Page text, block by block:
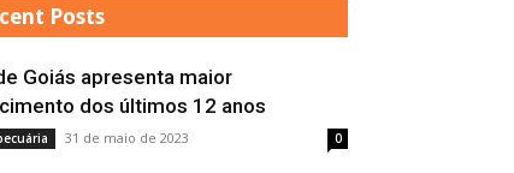
Posts
Goiás apresenta maior
dos últimos 12 anos
31 de maio de 2023 0